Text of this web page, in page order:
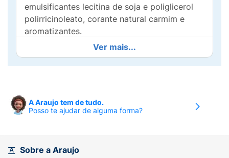
emulsificantes lecitina de soja e poliglicerol
polirricinoleato, corante natural carmim e
aromatizantes.
Contém derivados de leite e de
soja. Pode conter amendoim, amêndoa,
Contém glúten.
Ver mais...
A Araujo tem de tudo.
Posso te ajudar de alguma forma?
Sobre a Araujo